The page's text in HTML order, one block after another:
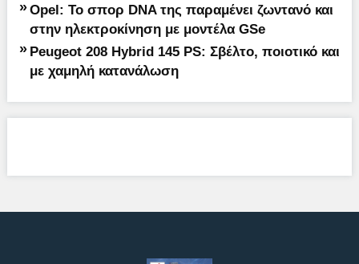
» Opel: Το σπορ DNA της παραμένει ζωντανό και
στην ηλεκτροκίνηση με μοντέλα GSe
» Peugeot 208 Hybrid 145 PS: Σβέλτο, ποιοτικό και
με χαμηλή κατανάλωση